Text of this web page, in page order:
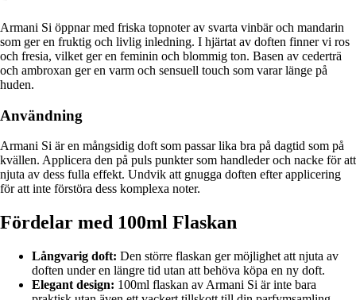
Armani Si öppnar med friska topnoter av svarta vinbär och mandarin
som ger en fruktig och livlig inledning. I hjärtat av doften finner vi ros
och fresia, vilket ger en feminin och blommig ton. Basen av cederträ
och ambroxan ger en varm och sensuell touch som varar länge på
huden.
Användning
Armani Si är en mångsidig doft som passar lika bra på dagtid som på
kvällen. Applicera den på puls punkter som handleder och nacke för att
njuta av dess fulla effekt. Undvik att gnugga doften efter applicering
för att inte förstöra dess komplexa noter.
Fördelar med 100ml Flaskan
Långvarig doft: Den större flaskan ger möjlighet att njuta av
doften under en längre tid utan att behöva köpa en ny doft.
Elegant design: 100ml flaskan av Armani Si är inte bara